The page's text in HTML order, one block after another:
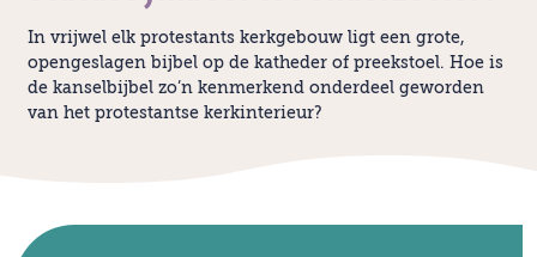
In vrijwel elk protestants kerkgebouw ligt een grote,
opengeslagen bijbel op de katheder of preekstoel. Hoe is
de kanselbijbel zo’n kenmerkend onderdeel geworden
van het protestantse kerkinterieur?